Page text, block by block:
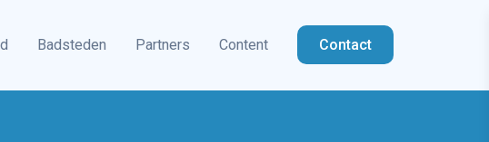
Badsteden Partners Content Contact